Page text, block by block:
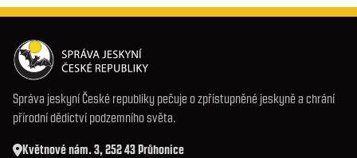
Správa jeskyní České republiky pečuje o zpřístupněné jeskyně a chrání
přírodní dědictví podzemního světa.
Květnové nám. 3, 252 43 Průhonice